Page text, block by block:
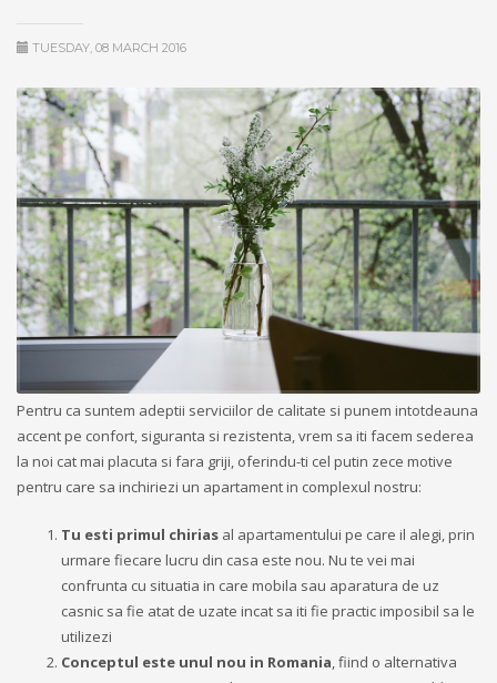
TUESDAY, 08 MARCH 2016
Pentru ca suntem adeptii serviciilor de calitate si punem intotdeauna
accent pe confort, siguranta si rezistenta, vrem sa iti facem sederea
la noi cat mai placuta si fara griji, oferindu-ti cel putin zece motive
pentru care sa inchiriezi un apartament in complexul nostru:
Tu esti primul chirias al apartamentului pe care il alegi, prin
urmare fiecare lucru din casa este nou. Nu te vei mai
confrunta cu situatia in care mobila sau aparatura de uz
casnic sa fie atat de uzate incat sa iti fie practic imposibil sa le
utilizezi
Conceptul este unul nou in Romania, fiind o alternativa